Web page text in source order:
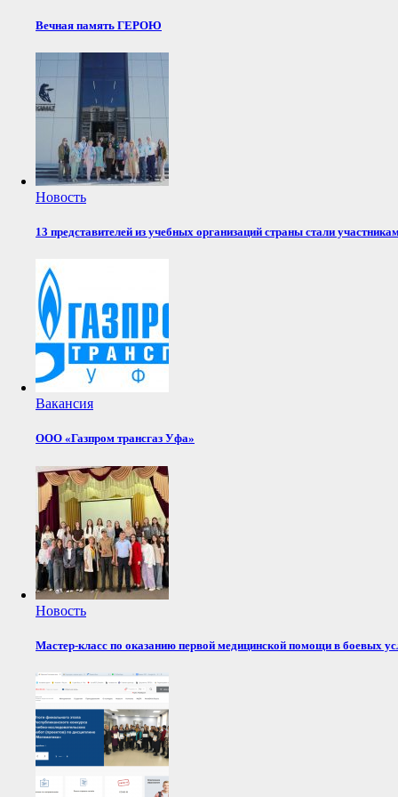
Вечная память ГЕРОЮ
Новость
13 представителей из учебных организаций страны стали
Вакансия
ООО «Газпром трансгаз Уфа»
Новость
Мастер-класс по оказанию первой медицинской помощи в боевых